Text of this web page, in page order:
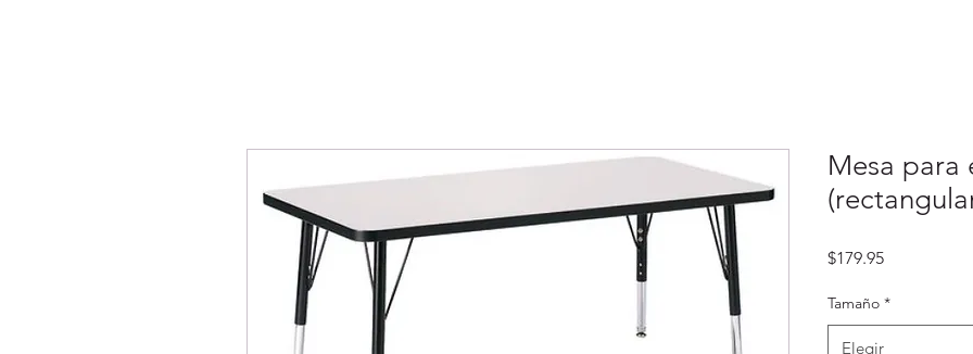
Mesa para
$179.95Precio
Tamaño *
Elegir